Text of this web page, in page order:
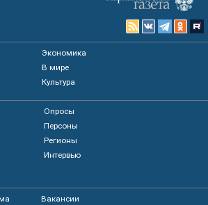
Экономика
В мире
Культура
Опросы
Персоны
Регионы
Интервью
Вакансии